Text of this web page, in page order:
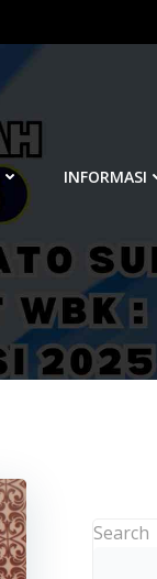
INFORMASI
Search